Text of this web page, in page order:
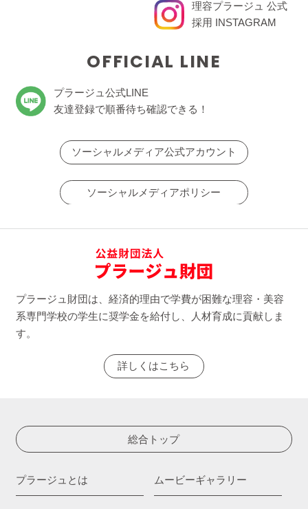
理容プラージュ 公式
採用 INSTAGRAM
OFFICIAL LINE
プラージュ公式LINE
友達登録で順番待ち確認できる！
ソーシャルメディア公式アカウント
ソーシャルメディアポリシー
プラージュ財団は、経済的理由で学費が困難な理容・美容
系専門学校の学生に奨学金を給付し、人材育成に貢献しま
す。
詳しくはこちら
総合トップ
プラージュとは ムービーギャラリー